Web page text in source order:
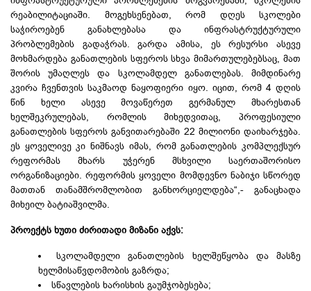
რეაბილიტაციაში. მოგეხსენებათ, რომ დღეს სკოლები
საჭიროებენ განახლებასა და ინფრასტრუქტურული
პრობლემების გადაჭრას. გარდა ამისა, ეს რესურსი ასევე
მოხმარდება განათლების სფეროს სხვა მიმართულებებსაც, მათ
შორის უმაღლეს და სკოლამდელ განათლებას. მიმდინარე
კვირა ჩვენთვის საკმაოდ ნაყოფიერი იყო. იცით, რომ 4 დღის
წინ ხელი ასევე მოვაწერეთ გერმანულ მხარესთან
ხელშეკრულებას, რომლის მიხედვითაც, პროფესიული
განათლების სფეროს განვითარებაში 22 მილიონი დაიხარჯება.
ეს ყოველივე კი ნიშნავს იმას, რომ განათლების კომპლექსურ
რეფორმას მხარს უჭერენ მსხვილი საერთაშორისო
ორგანიზაციები. რეფორმის ყოველი მომდევნო ნაბიჯი სწორედ
მათთან თანამშრომლობით განხორციელდება“,- განაცხადა
მიხეილ ბატიაშვილმა.
პროექტს ხუთი ძირითადი მიზანი აქვს:
სკოლამდელი განათლების ხელშეწყობა და მასზე
ხელმისაწვდომობის გაზრდა;
სწავლების ხარისხის გაუმჯობესება;